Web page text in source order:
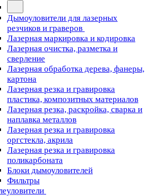
Дымоуловители для лазерных
резчиков и граверов
Лазерная маркировка и кодировка
Лазерная очистка, разметка и
сверление
Лазерная обработка дерева, фанеры,
картона
Лазерная резка и гравировка
пластика, композитных материалов
Лазерная резка, раскройка, сварка и
наплавка металлов
Лазерная резка и гравировка
оргстекла, акрила
Лазерная резка и гравировка
поликарбоната
Блоки дымоуловителей
Фильтры